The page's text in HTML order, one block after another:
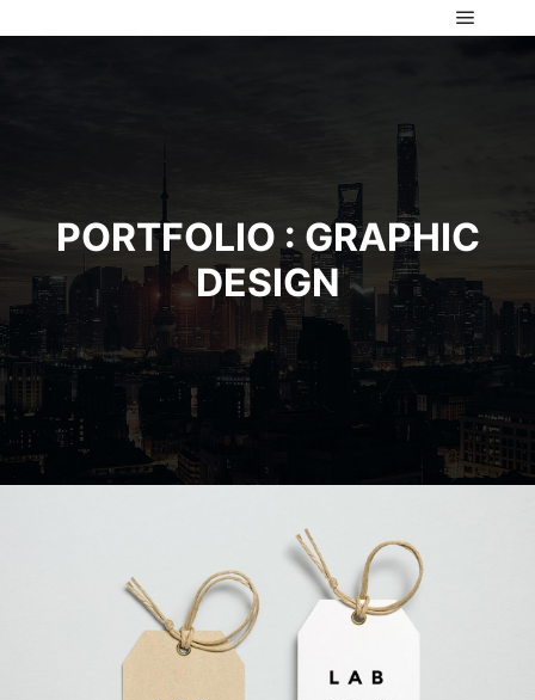
PORTFOLIO : GRAPHIC
DESIGN